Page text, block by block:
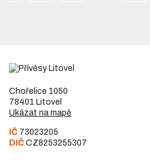
Chořelice 1050
78401 Litovel
Ukázat na mapě
IČ 73023205
DIČ CZ8253255307